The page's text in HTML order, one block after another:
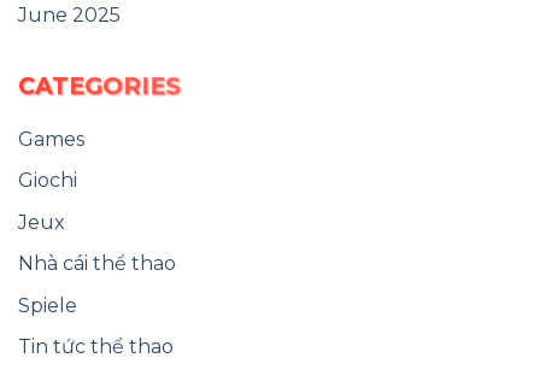
June 2025
CATEGORIES
Games
Giochi
Jeux
Nhà cái thể thao
Spiele
Tin tức thể thao